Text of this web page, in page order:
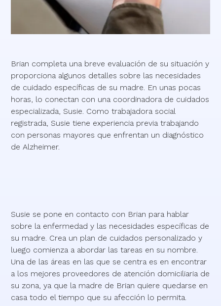
Brian completa una breve evaluación de su situación y
proporciona algunos detalles sobre las necesidades
de cuidado específicas de su madre. En unas pocas
horas, lo conectan con una coordinadora de cuidados
especializada, Susie. Como trabajadora social
registrada, Susie tiene experiencia previa trabajando
con personas mayores que enfrentan un diagnóstico
de Alzheimer.
Susie se pone en contacto con Brian para hablar
sobre la enfermedad y las necesidades específicas de
su madre. Crea un plan de cuidados personalizado y
luego comienza a abordar las tareas en su nombre.
Una de las áreas en las que se centra es en encontrar
a los mejores proveedores de atención domiciliaria de
su zona, ya que la madre de Brian quiere quedarse en
casa todo el tiempo que su afección lo permita.